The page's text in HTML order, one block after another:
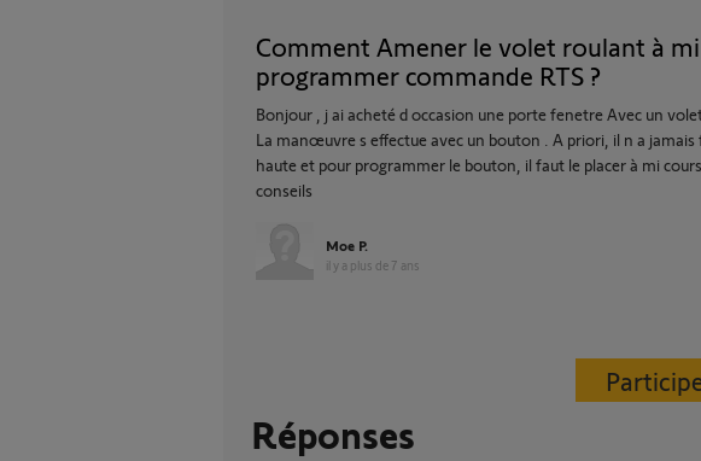
Comment Amener le volet roulant à
programmer commande RTS ?
Bonjour , j ai acheté d occasion une porte fenetre Avec un
La manœuvre s effectue avec un bouton . A priori, il n a
haute et pour programmer le bouton, il faut le placer à mi
conseils
Moe P.
il y a plus de 7 ans
Réponses